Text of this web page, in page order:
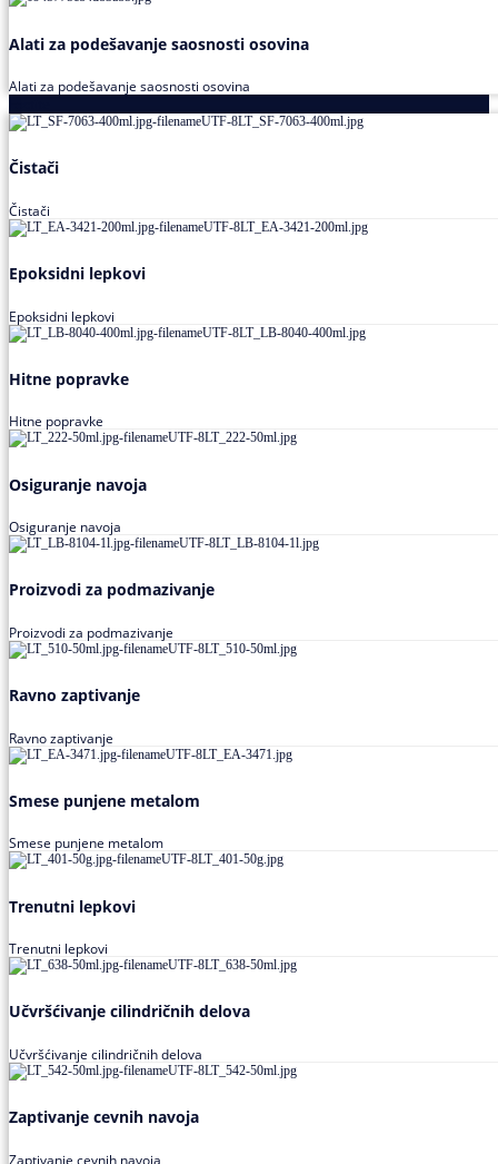
Alati za podešavanje saosnosti osovina
Alati za podešavanje saosnosti osovina
Čistači
Čistači
Epoksidni lepkovi
Epoksidni lepkovi
Hitne popravke
Hitne popravke
Osiguranje navoja
Osiguranje navoja
Proizvodi za podmazivanje
Proizvodi za podmazivanje
Ravno zaptivanje
Ravno zaptivanje
Smese punjene metalom
Smese punjene metalom
Trenutni lepkovi
Trenutni lepkovi
Učvršćivanje cilindričnih delova
Učvršćivanje cilindričnih delova
Zaptivanje cevnih navoja
Zaptivanje cevnih navoja